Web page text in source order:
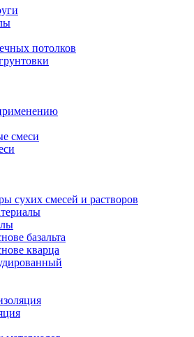
потолков
смеси
сухих смесей и растворов
базальта
кварца